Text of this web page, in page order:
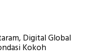
Digital Global
Kokoh